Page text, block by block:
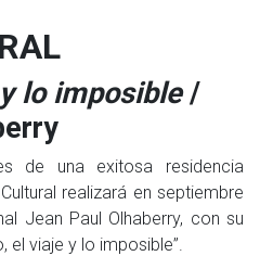
lo imposible/
de una exitosa residencia
realizará en septiembre
Jean Paul Olhaberry, con su
el viaje y lo imposible”.